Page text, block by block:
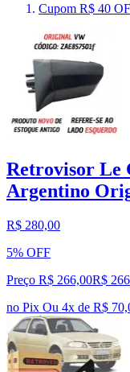
Cupom R$ 40
Retrovisor Le
Argentino
R$ 280,00
5% OFF
Preço R$ 266,00R$ 266
no Pix Ou 4x de R$